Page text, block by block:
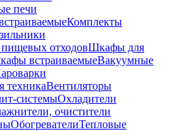
печи
Комплекты
отходовШкафы для
встраиваемыеВакуумные
техникаВентиляторы
системыОхладители
очистители
ОбогревателиТепловые